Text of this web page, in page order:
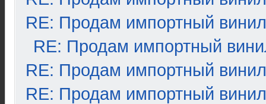
RE: Продам импортный винил
RE: Продам импортный
RE: Продам импортный винил
RE: Продам импортный винил